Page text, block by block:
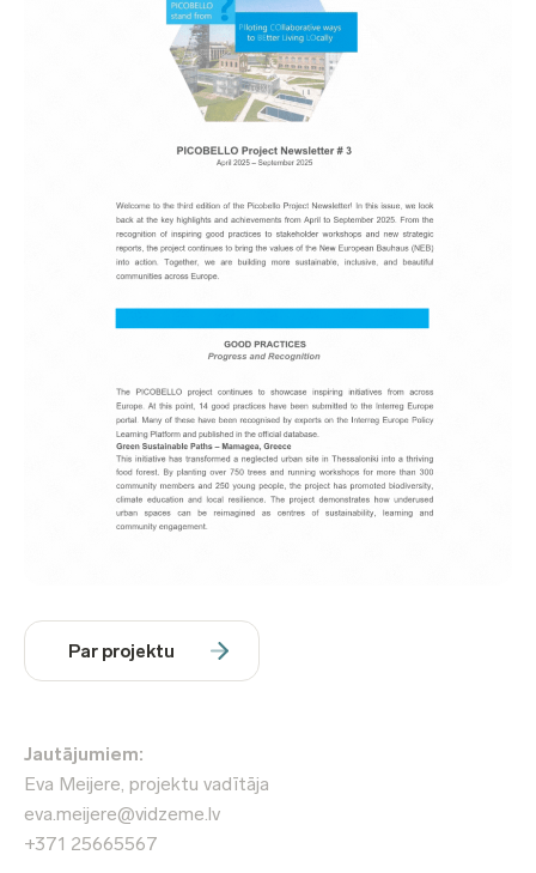
Par projektu
Jautājumiem:
Eva Meijere, projektu vadītāja
eva.meijere@vidzeme.lv
+371 25665567